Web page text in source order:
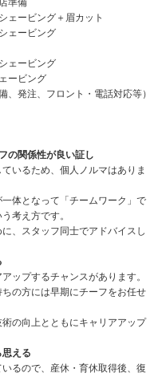
ービング＋眉カット
ェービング
ェービング
ービング
発注、フロント・電話対応等）
の関係性が良い証し
いるため、個人ノルマはありま
体となって「チームワーク」で
考え方です。
、スタッフ同士でアドバイスし
ップするチャンスがあります。
の方には早期にチーフをお任せ
の向上とともにキャリアアップ
える
るので、産休・育休取得後、復